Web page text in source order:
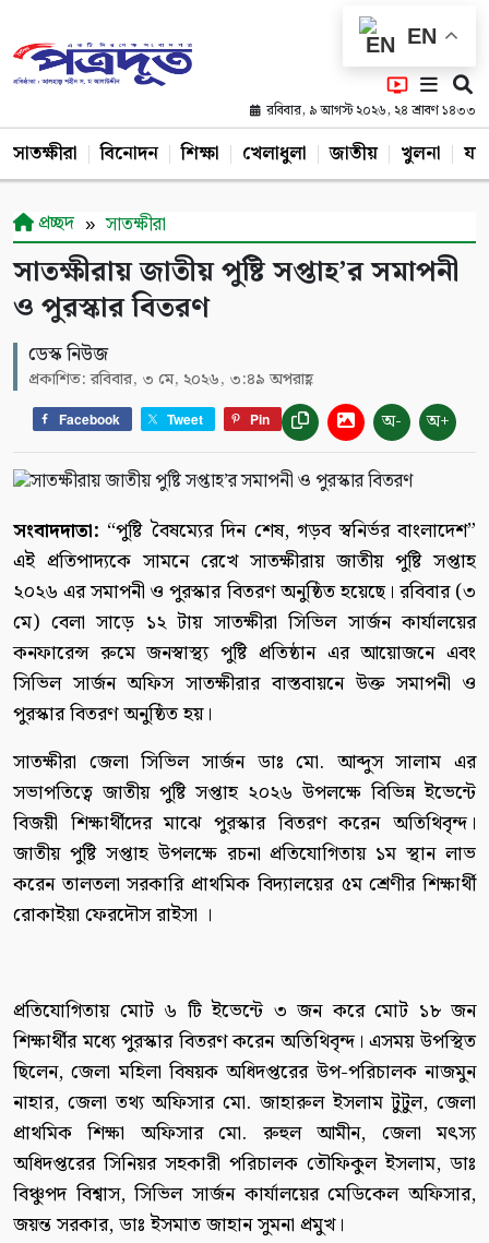
EN
রবিবার, ৯ আগস্ট ২০২৬, ২৪ শ্রাবণ ১৪৩৩
সাতক্ষীরা বিনোদন শিক্ষা খেলাধুলা জাতীয় খুলনা
প্রচ্ছদ সাতক্ষীরা
সাতক্ষীরায় জাতীয় পুষ্টি সপ্তাহ’র সমাপনী
ও পুরস্কার বিতরণ
ডেস্ক নিউজ
প্রকাশিত: রবিবার, ৩ মে, ২০২৬, ৩:৪৯ অপরাহ্ণ
Facebook Tweet Pin অ- অ+
সংবাদদাতা: “পুষ্টি বৈষম্যের দিন শেষ, গড়ব স্বনির্ভর বাংলাদেশ”
এই প্রতিপাদ্যকে সামনে রেখে সাতক্ষীরায় জাতীয় পুষ্টি সপ্তাহ
২০২৬ এর সমাপনী ও পুরস্কার বিতরণ অনুষ্ঠিত হয়েছে। রবিবার (৩
মে) বেলা সাড়ে ১২ টায় সাতক্ষীরা সিভিল সার্জন কার্যালয়ের
কনফারেন্স রুমে জনস্বাস্থ্য পুষ্টি প্রতিষ্ঠান এর আয়োজনে এবং
সিভিল সার্জন অফিস সাতক্ষীরার বাস্তবায়নে উক্ত সমাপনী ও
পুরস্কার বিতরণ অনুষ্ঠিত হয়।
সাতক্ষীরা জেলা সিভিল সার্জন ডাঃ মো. আব্দুস সালাম এর
সভাপতিত্বে জাতীয় পুষ্টি সপ্তাহ ২০২৬ উপলক্ষে বিভিন্ন ইভেন্টে
বিজয়ী শিক্ষার্থীদের মাঝে পুরস্কার বিতরণ করেন অতিথিবৃন্দ।
জাতীয় পুষ্টি সপ্তাহ উপলক্ষে রচনা প্রতিযোগিতায় ১ম স্থান লাভ
করেন তালতলা সরকারি প্রাথমিক বিদ্যালয়ের ৫ম শ্রেণীর শিক্ষার্থী
রোকাইয়া ফেরদৌস রাইসা ।
প্রতিযোগিতায় মোট ৬ টি ইভেন্টে ৩ জন করে মোট ১৮ জন
শিক্ষার্থীর মধ্যে পুরস্কার বিতরণ করেন অতিথিবৃন্দ। এসময় উপস্থিত
ছিলেন, জেলা মহিলা বিষয়ক অধিদপ্তরের উপ-পরিচালক নাজমুন
নাহার, জেলা তথ্য অফিসার মো. জাহারুল ইসলাম টুটুল, জেলা
প্রাথমিক শিক্ষা অফিসার মো. রুহুল আমীন, জেলা মৎস্য
অধিদপ্তরের সিনিয়র সহকারী পরিচালক তৌফিকুল ইসলাম, ডাঃ
বিঞ্চুপদ বিশ্বাস, সিভিল সার্জন কার্যালয়ের মেডিকেল অফিসার,
জয়ন্ত সরকার, ডাঃ ইসমাত জাহান সুমনা প্রমুখ।